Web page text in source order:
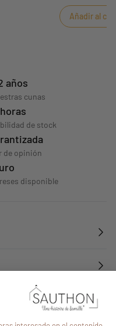
para
algodón para
mayorAñadir al
años
cunas
de stock
de opinión
disponible